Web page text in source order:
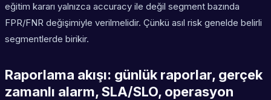
eğitim kararı yalnızca accuracy ile değil segment bazında
FPR/FNR değişimiyle verilmelidir. Çünkü asıl risk genelde belirli
segmentlerde birikir.
Raporlama akışı: günlük raporlar, gerçek
zamanlı alarm, SLA/SLO, operasyon